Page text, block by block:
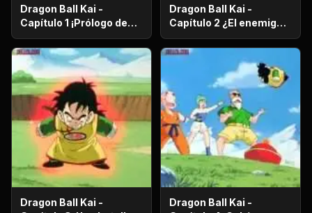
Dragon Ball Kai -
Capítulo 1 ¡Prólogo de
batalla! ¡El regreso de
Gokú!
Dragon Ball Kai -
Capítulo 2 ¿El enemigo
es el hermano mayor de
Gokú? ¡El secreto de los
poderosos guerreros
Dragon Ball Kai -
Dragon Ball Kai -